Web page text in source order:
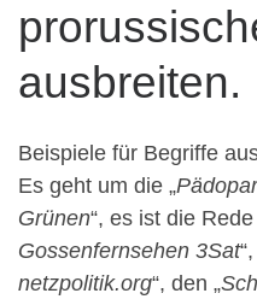
ausbreiten.
Beispiele für Begriffe
Es geht um die „
Grünen“, es ist die Rede
Gossenfernsehen 3Sat
netzpolitik.org“, den „